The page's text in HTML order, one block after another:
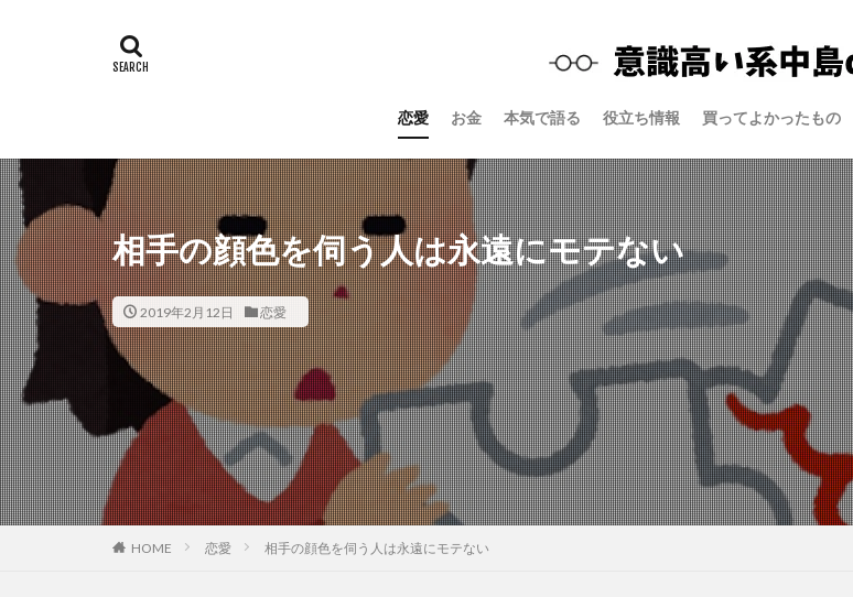
恋愛 お金 本気で語る 役立ち情報 買ってよかったもの
相手の顔色を伺う人は永遠にモテない
2019年2月12日 恋愛
HOME 恋愛 相手の顔色を伺う人は永遠にモテない